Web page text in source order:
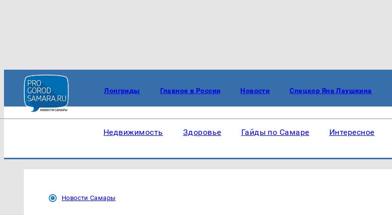
Лонгриды Главное в России Новости Спецкор Яна Лаушкина
Недвижимость Здоровье Гайды по Самаре Интересное
Новости Самары